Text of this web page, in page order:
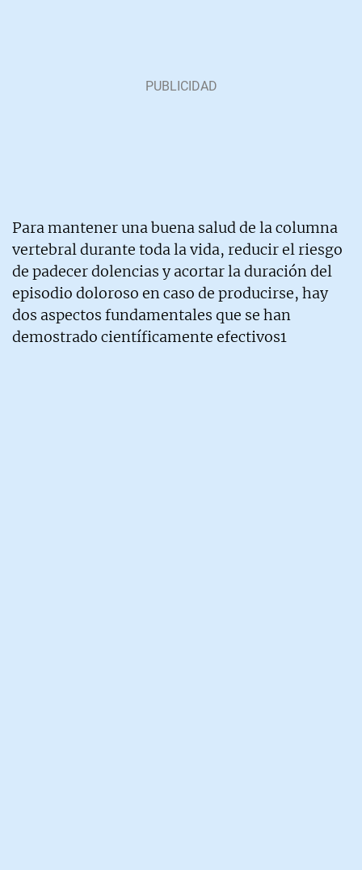
Para mantener una buena salud de la columna
vertebral durante toda la vida, reducir el riesgo
de padecer dolencias y acortar la duración del
episodio doloroso en caso de producirse, hay
dos aspectos fundamentales que se han
demostrado científicamente efectivos1